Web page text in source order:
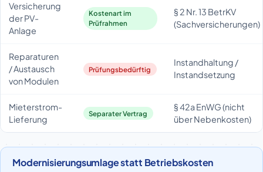
Versicherung
der PV-
Anlage
Kostenart im
Prüfrahmen
§ 2 Nr. 13 BetrKV
(Sachversicherungen)
Reparaturen
/ Austausch
von Modulen
Prüfungsbedürftig
Instandhaltung /
Instandsetzung
Mieterstrom-
Lieferung
Separater Vertrag
§ 42a EnWG (nicht
über Nebenkosten)
Modernisierungsumlage statt Betriebskosten